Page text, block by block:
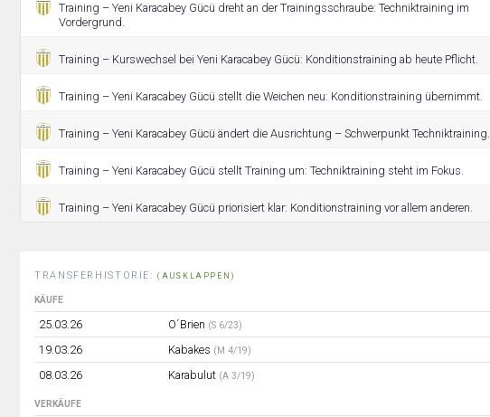
Training – Yeni Karacabey Gücü dreht an der Trainingsschraube: Techniktraining im
Vordergrund.
Training – Kurswechsel bei Yeni Karacabey Gücü: Konditionstraining ab heute Pflicht.
Training – Yeni Karacabey Gücü stellt die Weichen neu: Konditionstraining übernimmt.
Training – Yeni Karacabey Gücü ändert die Ausrichtung – Schwerpunkt Techniktraining.
Training – Yeni Karacabey Gücü stellt Training um: Techniktraining steht im Fokus.
Training – Yeni Karacabey Gücü priorisiert klar: Konditionstraining vor allem anderen.
TRANSFERHISTORIE:(AUSKLAPPEN)
KÄUFE
25.03.26 O´Brien (S 6/23)
19.03.26
Kabakes (M 4/19)
08.03.26
Karabulut (A 3/19)
VERKÄUFE